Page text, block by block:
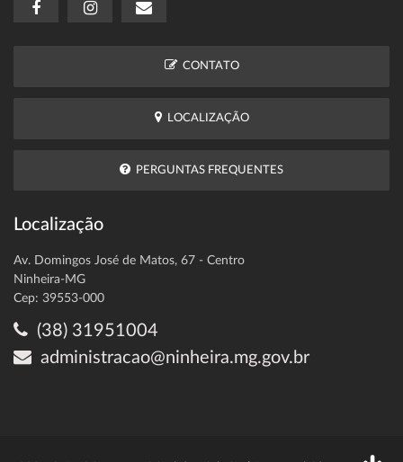
CONTATO
LOCALIZAÇÃO
PERGUNTAS FREQUENTES
Localização
Av. Domingos José de Matos, 67 - Centro
Ninheira-MG
Cep: 39553-000
(38) 31951004
administracao@ninheira.mg.gov.br